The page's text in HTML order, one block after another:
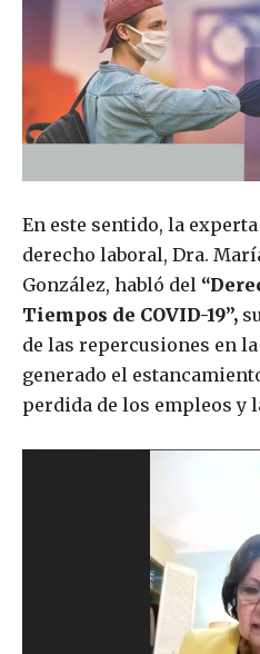
En este sentido, la
derecho laboral, Dra.
González, habló del
Tiempos de COVID-19”,
de las repercusiones en
generado el
perdida de los empleos y